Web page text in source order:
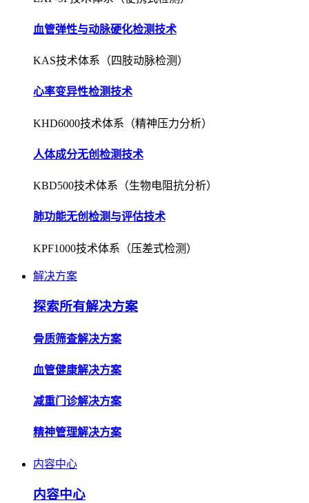
血管弹性与动脉硬化检测技术
KAS技术体系（四肢动脉检测）
心率变异性检测技术
KHD6000技术体系（精神压力分析）
人体成分无创检测技术
KBD500技术体系（生物电阻抗分析）
肺功能无创检测与评估技术
KPF1000技术体系（压差式检测）
解决方案
探索所有解决方案
骨质筛查解决方案
血管健康解决方案
减重门诊解决方案
精神管理解决方案
内容中心
内容中心